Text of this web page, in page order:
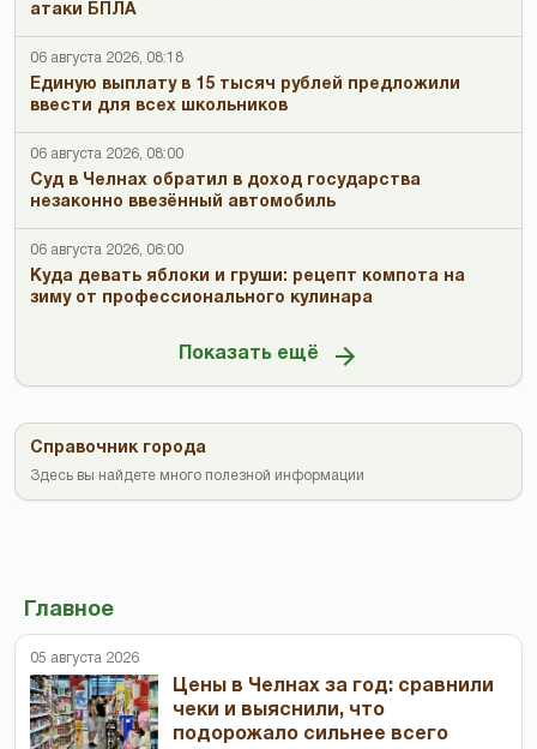
атаки БПЛА
06 августа 2026, 08:18
Единую выплату в 15 тысяч рублей предложили
ввести для всех школьников
06 августа 2026, 08:00
Суд в Челнах обратил в доход государства
незаконно ввезённый автомобиль
06 августа 2026, 06:00
Куда девать яблоки и груши: рецепт компота на
зиму от профессионального кулинара
Показать ещё
Справочник города
Здесь вы найдете много полезной информации
Главное
05 августа 2026
Цены в Челнах за год: сравнили
чеки и выяснили, что
подорожало сильнее всего